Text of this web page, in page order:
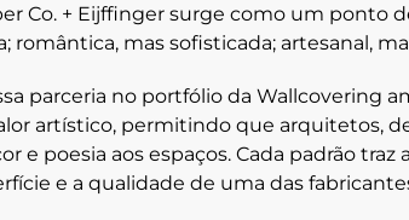
Co. + Eijffinger surge como um ponto
romântica, mas sofisticada; artesanal,
parceria no portfólio da Wallcovering
artístico, permitindo que arquitetos,
e poesia aos espaços. Cada padrão
e a qualidade de uma das